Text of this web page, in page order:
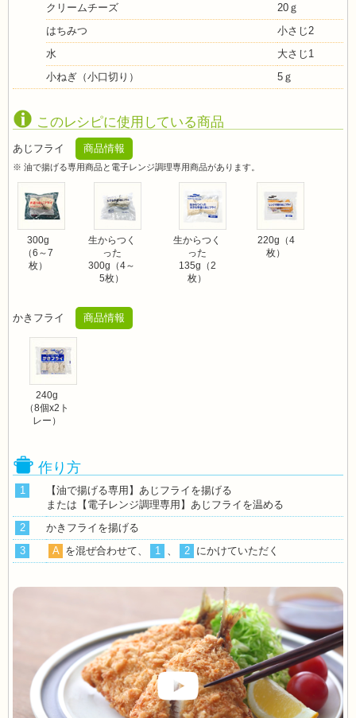
クリームチーズ
20ｇ
はちみつ
小さじ2
水
大さじ1
小ねぎ（小口切り）
5ｇ
このレシピに使用している商品
あじフライ 商品情報
※ 油で揚げる専用商品と電子レンジ調理専用商品があります。
300g
（6～7
枚）
生からつく
った
300g（4～
5枚）
生からつく
った
135g（2
枚）
220g（4
枚）
かきフライ 商品情報
240g
（8個x2ト
レー）
作り方
1
【油で揚げる専用】あじフライを揚げる
または【電子レンジ調理専用】あじフライを温める
2
かきフライを揚げる
3
A を混ぜ合わせて、 1 2 にかけていただく